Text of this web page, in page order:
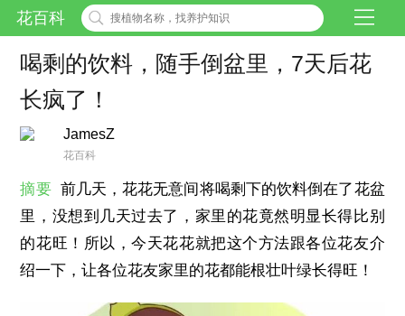
花百科
喝剩的饮料，随手倒盆里，7天后花
长疯了！
JamesZ
花百科
摘要 前几天，花花无意间将喝剩下的饮料倒在了花盆
里，没想到几天过去了，家里的花竟然明显长得比别
的花旺！所以，今天花花就把这个方法跟各位花友介
绍一下，让各位花友家里的花都能根壮叶绿长得旺！